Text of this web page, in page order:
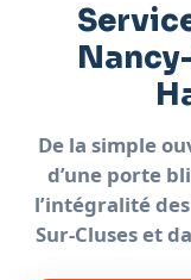
De la simple
d’une porte
l’intégralité
Sur-Cluses et